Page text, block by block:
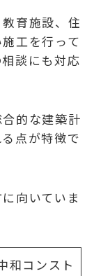
育施設、住
工を行って
談にも対応
的な建築計
点が特徴で
向いていま
和コンスト